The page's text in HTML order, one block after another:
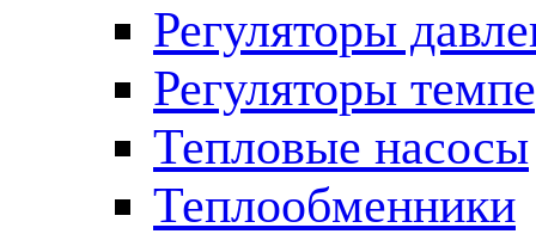
Регуляторы
Регуляторы
Тепловые насосы
Теплообменники